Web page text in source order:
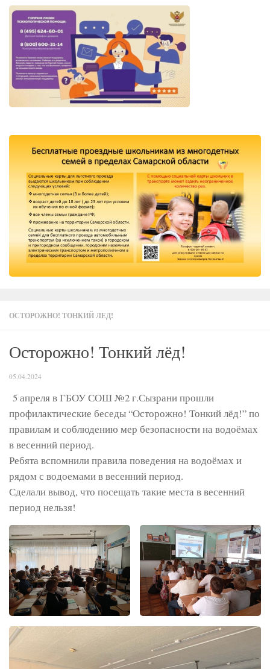
ОСТОРОЖНО! ТОНКИЙ ЛЕД!
Осторожно! Тонкий лёд!
05.04.2024
5 апреля в ГБОУ СОШ №2 г.Сызрани прошли
профилактические беседы “Осторожно! Тонкий лёд!” по
правилам и соблюдению мер безопасности на водоёмах
в весенний период.
Ребята вспомнили правила поведения на водоёмах и
рядом с водоемами в весенний период.
Сделали вывод, что посещать такие места в весенний
период нельзя!